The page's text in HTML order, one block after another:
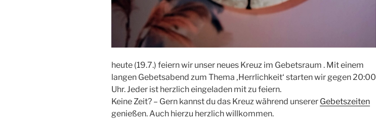
heute (19.7.) feiern wir unser neues Kreuz im Gebetsraum . Mit einem
langen Gebetsabend zum Thema ‚Herrlichkeit‘ starten wir gegen 20:00
Uhr. Jeder ist herzlich eingeladen mit zu feiern.
Keine Zeit? – Gern kannst du das Kreuz während unserer Gebetszeiten
genießen. Auch hierzu herzlich willkommen.